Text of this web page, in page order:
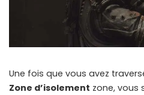
Une fois que vous avez
Zone d’isolement zone, vous